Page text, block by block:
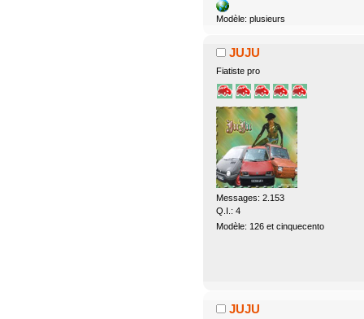
Modèle: plusieurs
JUJU
Fiatiste pro
Messages: 2.153
Q.I.: 4
Modèle: 126 et cinquecento
JUJU